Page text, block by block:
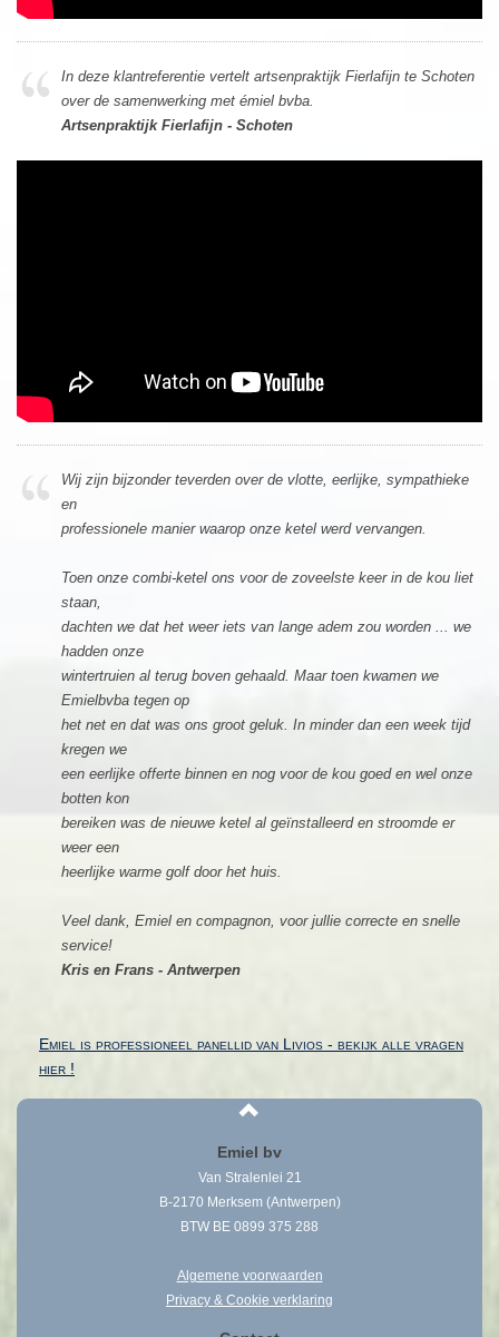
In deze klantreferentie vertelt artsenpraktijk Fierlafijn te Schoten
over de samenwerking met émiel bvba.
Artsenpraktijk Fierlafijn - Schoten
Wij zijn bijzonder teverden over de vlotte, eerlijke, sympathieke
en
professionele manier waarop onze ketel werd vervangen.
Toen onze combi-ketel ons voor de zoveelste keer in de kou liet
staan,
dachten we dat het weer iets van lange adem zou worden ... we
hadden onze
wintertruien al terug boven gehaald. Maar toen kwamen we
Emielbvba tegen op
het net en dat was ons groot geluk. In minder dan een week tijd
kregen we
een eerlijke offerte binnen en nog voor de kou goed en wel onze
botten kon
bereiken was de nieuwe ketel al geïnstalleerd en stroomde er
weer een
heerlijke warme golf door het huis.
Veel dank, Emiel en compagnon, voor jullie correcte en snelle
service!
Kris en Frans - Antwerpen
Emiel is professioneel panellid van Livios - bekijk alle vragen
hier !
Emiel bv
Van Stralenlei 21
B-2170 Merksem (Antwerpen)
BTW BE 0899 375 288
Algemene voorwaarden
Privacy & Cookie verklaring